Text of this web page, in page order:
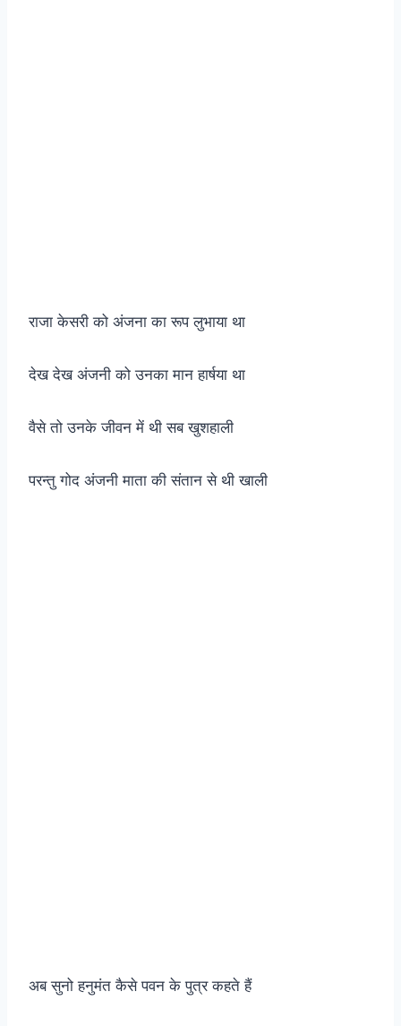
राजा केसरी को अंजना का रूप लुभाया था
देख देख अंजनी को उनका मान हार्षया था
वैसे तो उनके जीवन में थी सब खुशहाली
परन्तु गोद अंजनी माता की संतान से थी खाली
अब सुनो हनुमंत कैसे पवन के पुत्र कहते हैं